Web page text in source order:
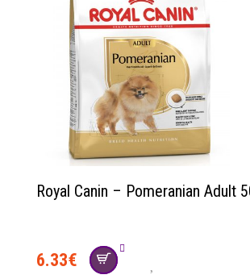
Royal Canin – Pomeranian Adult
6.33€